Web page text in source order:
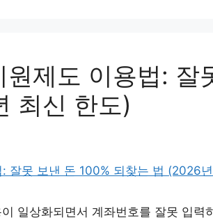
제도 이용법: 잘
최신 한도)
일상화되면서 계좌번호를 잘못 입